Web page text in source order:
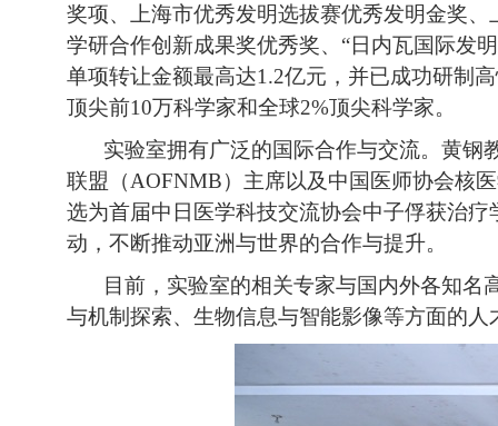
奖项、上海市优秀发明选拔赛优秀发明金奖
学研合作创新成果奖优秀奖、“日内瓦国际发
单项转让金额最高达1.2亿元，并已成功研制
顶尖前10万科学家和全球2%顶尖科学家。
实验室拥有广泛的国际合作与交流。黄钢
联盟（AOFNMB）主席以及中国医师协会核
选为首届中日医学科技交流协会中子俘获治
动，不断推动亚洲与世界的合作与提升。
目前，实验室的相关专家与国内外各知
与机制探索、生物信息与智能影像等方面的